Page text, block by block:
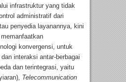
infrastruktur yang tidak
administratif dari
penyedia layanannya, kini
konvergensi, untuk
interaksi antar-berbagai
dan terintegrasi, yaitu
Telecommunication